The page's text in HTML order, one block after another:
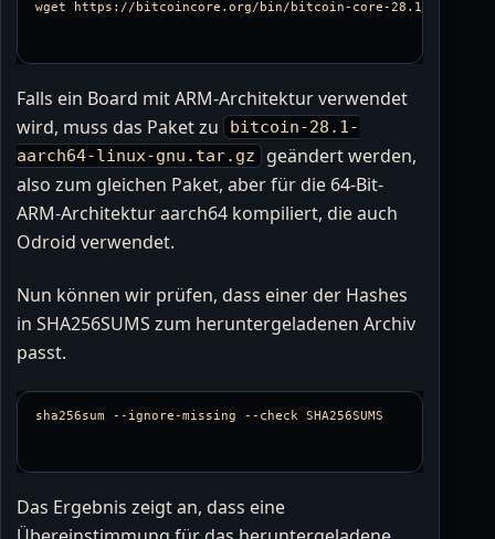
Falls ein Board mit ARM-Architektur verwendet
wird, muss das Paket zu
bitcoin-28.1-
aarch64-linux-gnu.tar.gz
geändert werden,
also zum gleichen Paket, aber für die 64-Bit-
ARM-Architektur aarch64 kompiliert, die auch
Odroid verwendet.
Nun können wir prüfen, dass einer der Hashes
in SHA256SUMS zum heruntergeladenen Archiv
passt.
Das Ergebnis zeigt an, dass eine